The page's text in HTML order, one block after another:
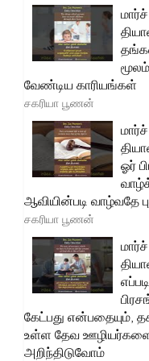
வேண்டிய காரியங்கள்
சகரியா பூணன்
ஓர்
ஆவியின்படி வாழ்வதே
சகரியா பூணன்
கேட்பது என்பதையும்,
உள்ள தேவ
அறிந்திடுவோம்